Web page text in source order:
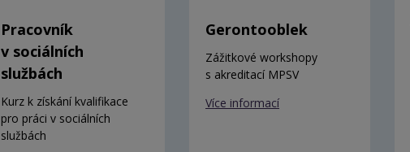
Pracovník
v sociálních
službách
Kurz k získání kvalifikace
pro práci v sociálních
službách
Gerontooblek
Zážitkové workshopy
s akreditací MPSV
Více informací